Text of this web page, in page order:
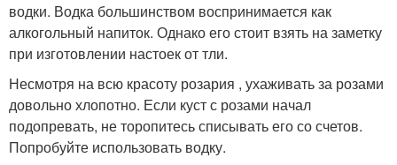
водки. Водка большинством воспринимается как
алкогольный напиток. Однако его стоит взять на заметку
при изготовлении настоек от тли.
Несмотря на всю красоту розария , ухаживать за розами
довольно хлопотно. Если куст с розами начал
подопревать, не торопитесь списывать его со счетов.
Попробуйте использовать водку.